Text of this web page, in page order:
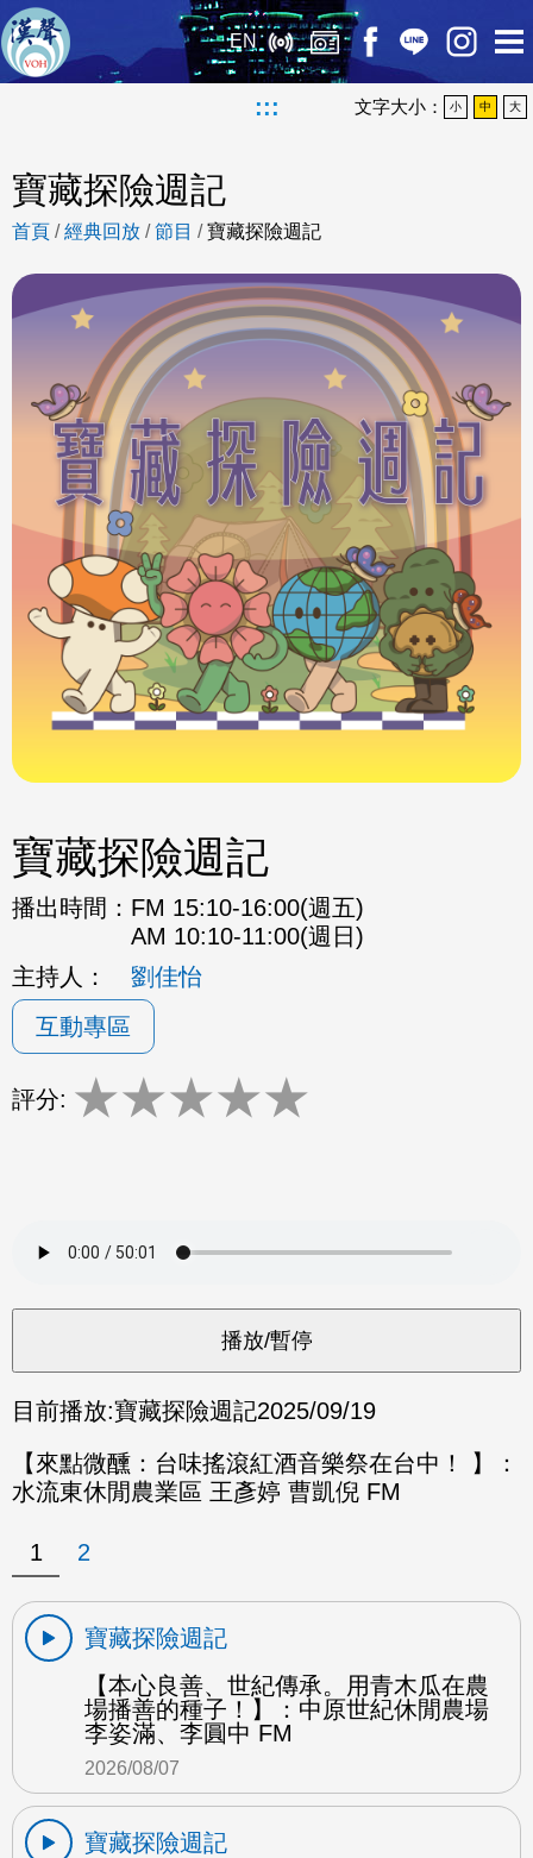
EN
::: 文字大小： 小 中 大
寶藏探險週記
首頁 /經典回放 /節目 /寶藏探險週記
寶藏探險週記
播出時間： FM 15:10-16:00(週五)
AM 10:10-11:00(週日)
主持人：
劉佳怡
互動專區
評分: ★★★★★
目前播放:寶藏探險週記2025/09/19
【來點微醺：台味搖滾紅酒音樂祭在台中！ 】：
水流東休閒農業區 王彥婷 曹凱倪 FM
1 2
寶藏探險週記
【本心良善、世紀傳承。用青木瓜在農
場播善的種子！】：中原世紀休閒農場
李姿滿、李圓中 FM
2026/08/07
寶藏探險週記